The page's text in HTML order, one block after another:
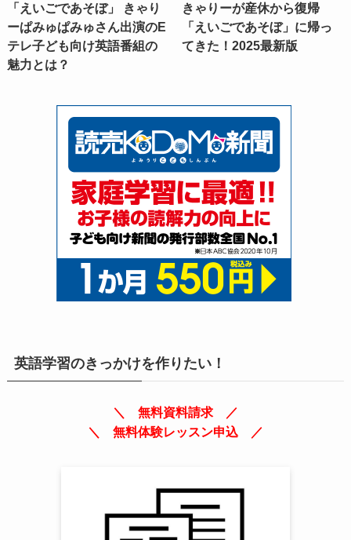
「えいごであそぼ」 きゃり
ーぱみゅぱみゅさん出演のE
テレ子ども向け英語番組の
魅力とは？
きゃりーが産休から復帰
「えいごであそぼ」に帰っ
てきた！2025最新版
英語学習のきっかけを作りたい！
＼ 無料資料請求 ／
＼ 無料体験レッスン申込 ／